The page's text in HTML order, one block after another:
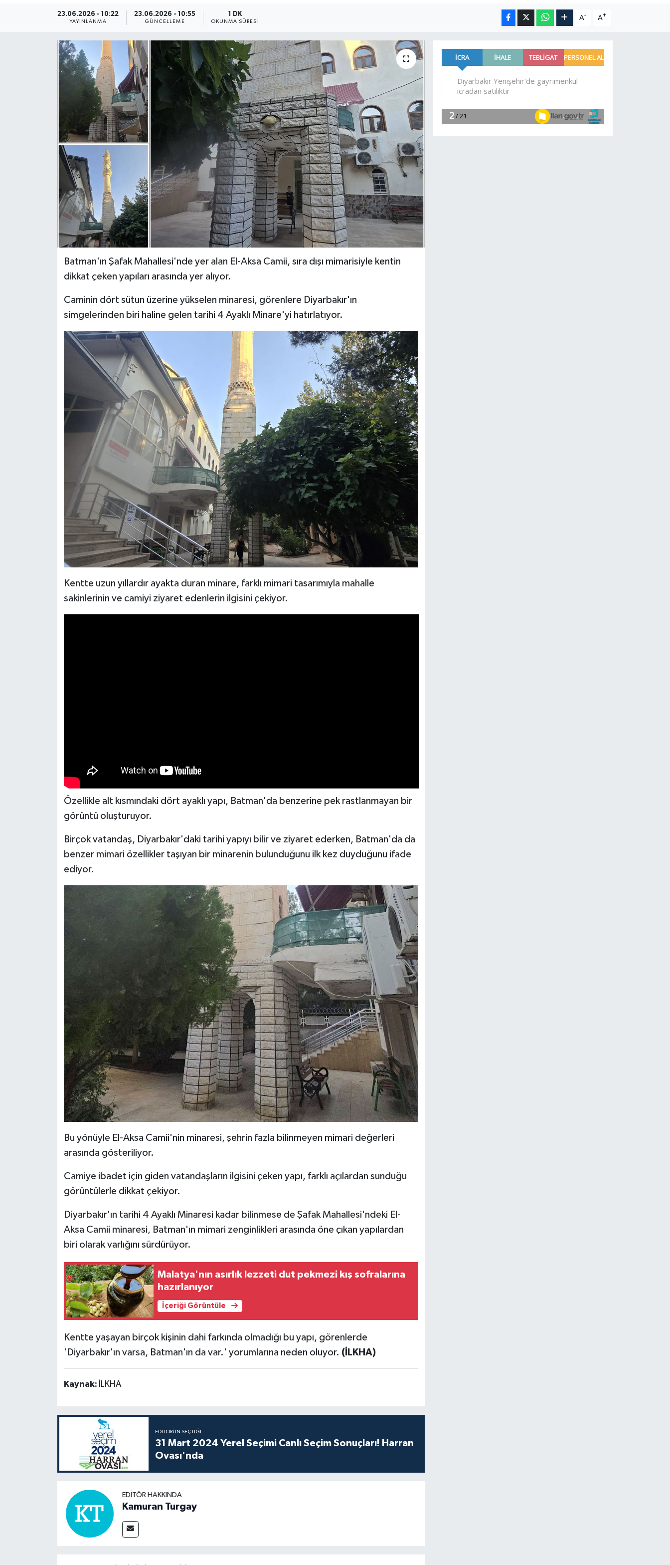
23.06.2026 - 10:22
YAYINLANMA
23.06.2026 - 10:55
GÜNCELLEME
1 DK
OKUNMA SÜRESI
A- A+
Batman'ın Şafak Mahallesi'nde yer alan El-Aksa Camii, sıra dışı mimarisiyle kentin
dikkat çeken yapıları arasında yer alıyor.
Caminin dört sütun üzerine yükselen minaresi, görenlere Diyarbakır'ın
simgelerinden biri haline gelen tarihi 4 Ayaklı Minare'yi hatırlatıyor.
Kentte uzun yıllardır ayakta duran minare, farklı mimari tasarımıyla mahalle
sakinlerinin ve camiyi ziyaret edenlerin ilgisini çekiyor.
Özellikle alt kısmındaki dört ayaklı yapı, Batman'da benzerine pek rastlanmayan bir
görüntü oluşturuyor.
Birçok vatandaş, Diyarbakır'daki tarihi yapıyı bilir ve ziyaret ederken, Batman'da da
benzer mimari özellikler taşıyan bir minarenin bulunduğunu ilk kez duyduğunu ifade
ediyor.
Bu yönüyle El-Aksa Camii'nin minaresi, şehrin fazla bilinmeyen mimari değerleri
arasında gösteriliyor.
Camiye ibadet için giden vatandaşların ilgisini çeken yapı, farklı açılardan sunduğu
görüntülerle dikkat çekiyor.
Diyarbakır'ın tarihi 4 Ayaklı Minaresi kadar bilinmese de Şafak Mahallesi'ndeki El-
Aksa Camii minaresi, Batman'ın mimari zenginlikleri arasında öne çıkan yapılardan
biri olarak varlığını sürdürüyor.
Malatya'nın asırlık lezzeti dut pekmezi kış sofralarına
hazırlanıyor
İçeriği Görüntüle
Kentte yaşayan birçok kişinin dahi farkında olmadığı bu yapı, görenlerde
'Diyarbakır'ın varsa, Batman'ın da var.' yorumlarına neden oluyor. (İLKHA)
Kaynak: İLKHA
EDITÖRÜN SEÇTIĞI
31 Mart 2024 Yerel Seçimi Canlı Seçim Sonuçları! Harran
Ovası'nda
EDITÖR HAKKINDA
Kamuran Turgay
Bi̇li̇m & Teknoloji̇